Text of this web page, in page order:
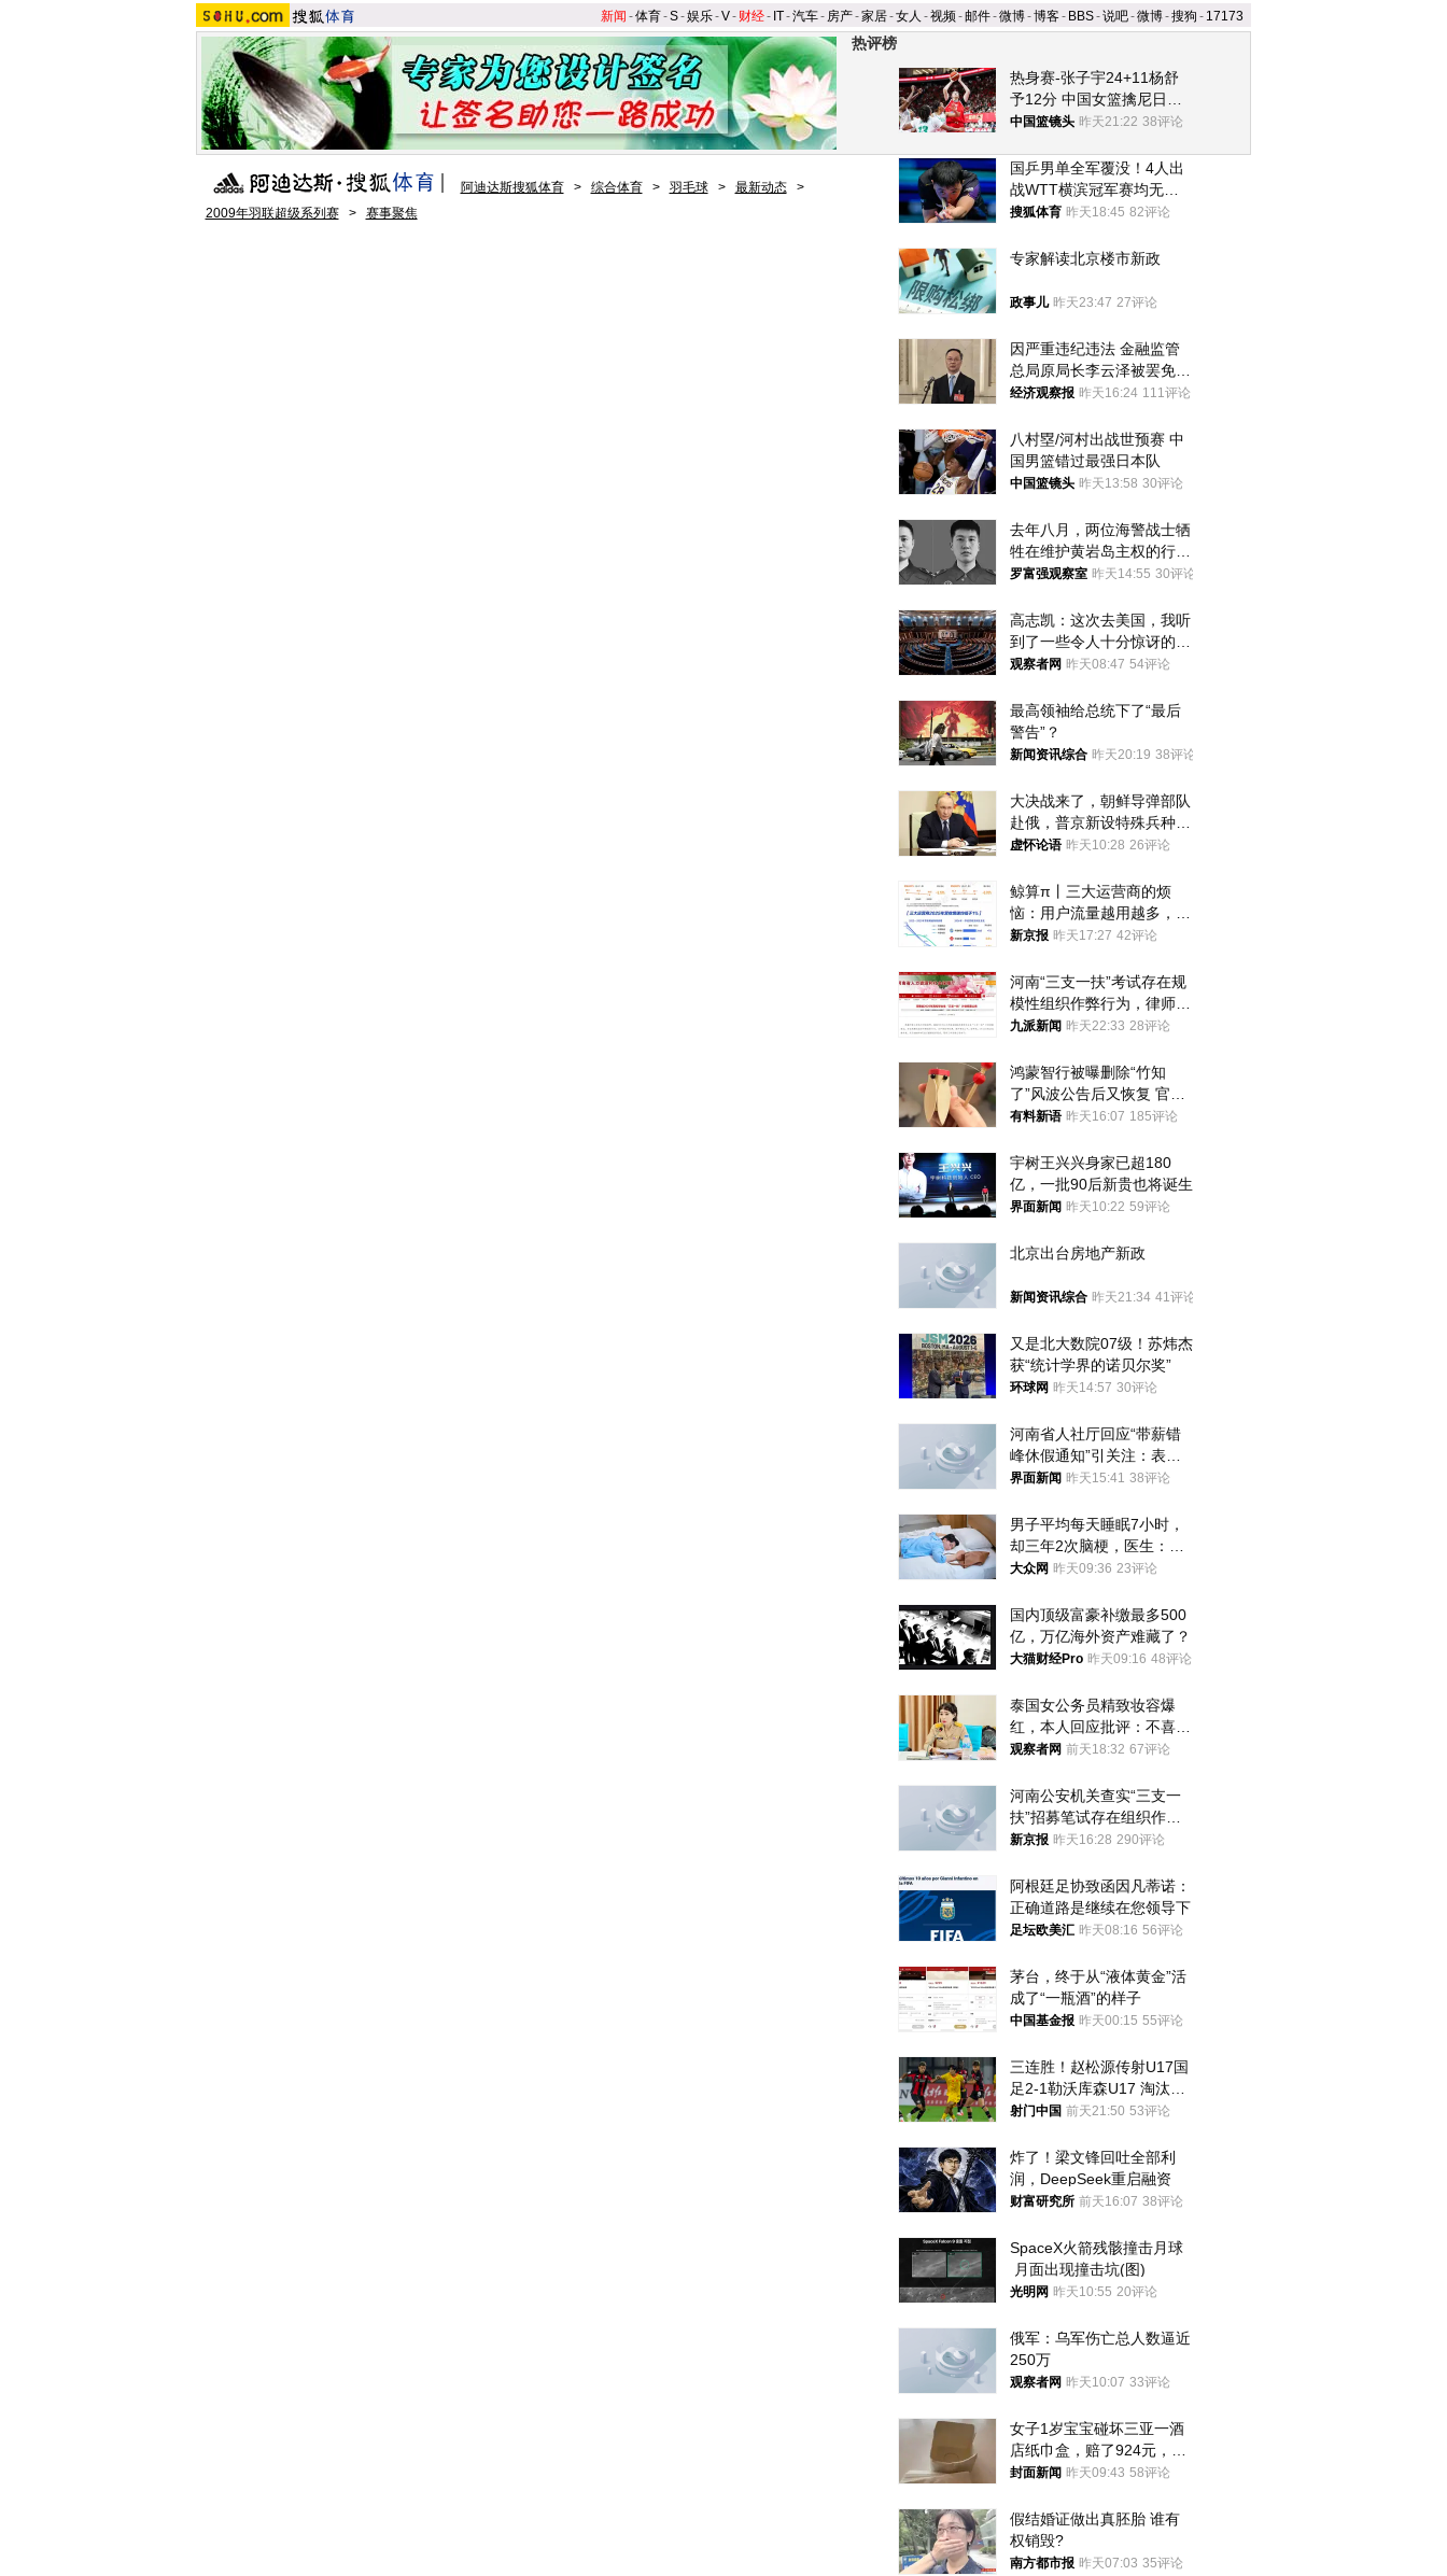
新闻 -体育-S-娱乐-V- 财经- IT-汽车- 房产-家居-女人 -视频-邮件-微博-博客- BBS-说吧-微博-搜狗 - 17173
热评榜
热身赛-张子宇24+11杨舒
予12分 中国女篮擒尼日利
亚
中国篮镜头 昨天21:22 38评论
国乒男单全军覆没！4人出
战WTT横滨冠军赛均无缘
八强
搜狐体育 昨天18:45 82评论
专家解读北京楼市新政
政事儿 昨天23:47 27评论
因严重违纪违法 金融监管
总局原局长李云泽被罢免全
国人大代表
经济观察报 昨天16:24 111评论
八村塁/河村出战世预赛 中
国男篮错过最强日本队
中国篮镜头 昨天13:58 30评论
去年八月，两位海警战士牺
牲在维护黄岩岛主权的行动
中
罗富强观察室 昨天14:55 30评论
高志凯：这次去美国，我听
到了一些令人十分惊讶的消
息
观察者网 昨天08:47 54评论
最高领袖给总统下了“最后
警告”？
新闻资讯综合 昨天20:19 38评论
大决战来了，朝鲜导弹部队
赴俄，普京新设特殊兵种，
76岁老将扛旗
虚怀论语 昨天10:28 26评论
鲸算π丨三大运营商的烦
恼：用户流量越用越多，收
入却越来越少
新京报 昨天17:27 42评论
河南“三支一扶”考试存在规
模性组织作弊行为，律师：
涉嫌非法获取国家秘密罪等
九派新闻 昨天22:33 28评论
鸿蒙智行被曝删除“竹知
了”风波公告后又恢复 官媒
曾力挺：劝华为要大度的，
有料新语 昨天16:07 185评论
宇树王兴兴身家已超180
亿，一批90后新贵也将诞生
界面新闻 昨天10:22 59评论
北京出台房地产新政
新闻资讯综合 昨天21:34 41评论
又是北大数院07级！苏炜杰
获“统计学界的诺贝尔奖”
环球网 昨天14:57 30评论
河南省人社厅回应“带薪错
峰休假通知”引关注：表述
不够准确，待修改后印发
界面新闻 昨天15:41 38评论
男子平均每天睡眠7小时，
却三年2次脑梗，医生：这
样睡觉更伤身
大众网 昨天09:36 23评论
国内顶级富豪补缴最多500
亿，万亿海外资产难藏了？
大猫财经Pro 昨天09:16 48评论
泰国女公务员精致妆容爆
红，本人回应批评：不喜欢
就别看
观察者网 前天18:32 67评论
河南公安机关查实“三支一
扶”招募笔试存在组织作弊
犯罪行为
新京报 昨天16:28 290评论
阿根廷足协致函因凡蒂诺：
正确道路是继续在您领导下
足坛欧美汇 昨天08:16 56评论
茅台，终于从“液体黄金”活
成了“一瓶酒”的样子
中国基金报 昨天00:15 55评论
三连胜！赵松源传射U17国
足2-1勒沃库森U17 淘汰赛
将战河床
射门中国 前天21:50 53评论
炸了！梁文锋回吐全部利
润，DeepSeek重启融资
财富研究所 前天16:07 38评论
SpaceX火箭残骸撞击月球
月面出现撞击坑(图)
光明网 昨天10:55 20评论
俄军：乌军伤亡总人数逼近
250万
观察者网 昨天10:07 33评论
女子1岁宝宝碰坏三亚一酒
店纸巾盒，赔了924元，发
帖吐槽后酒店退还一半的
封面新闻 昨天09:43 58评论
假结婚证做出真胚胎 谁有
权销毁?
南方都市报 昨天07:03 35评论
阿迪达斯搜狐体育 > 综合体育 > 羽毛球 > 最新动态
>
2009年羽联超级系列赛
> 赛事聚焦